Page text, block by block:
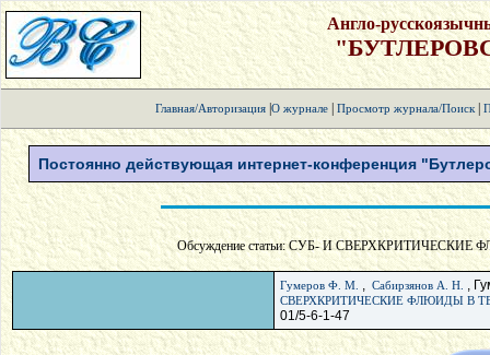
Англо-
Главная/Авторизация| О журнале| Просмотр журнала/Поиск|
Постоянно действующая интернет-конференция
Обсуждение статьи: СУБ- И
Гумеров Ф. М. , Сабирзянов А. Н. ,
СВЕРХКРИТИЧЕСКИЕ ФЛЮИДЫ В
01/5-6-1-47